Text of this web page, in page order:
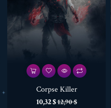
Corpse Killer
Preis
10,32 $Verkaufspreis
12,90 $